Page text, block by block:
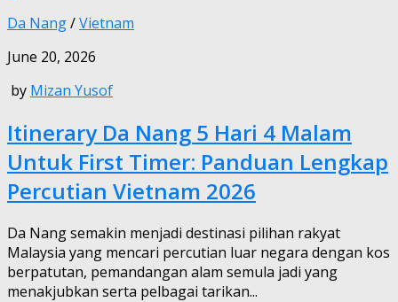
Da Nang/Vietnam
June 20, 2026
by Mizan Yusof
Itinerary Da Nang 5 Hari 4 Malam
Untuk First Timer: Panduan Lengkap
Percutian Vietnam 2026
Da Nang semakin menjadi destinasi pilihan rakyat
Malaysia yang mencari percutian luar negara dengan kos
berpatutan, pemandangan alam semula jadi yang
menakjubkan serta pelbagai tarikan...